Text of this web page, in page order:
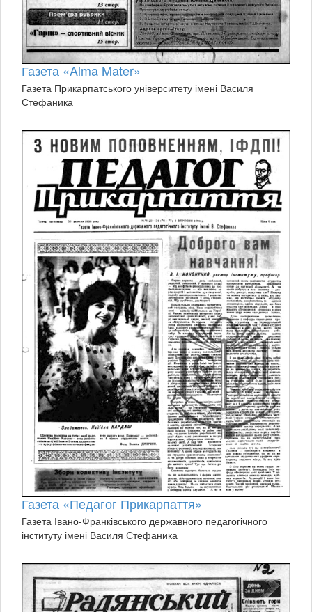
Газета «Alma Mater»
Газета Прикарпатського університету імені Василя
Стефаника
Газета «Педагог Прикарпаття»
Газета Івано-Франківського державного педагогічного
інституту імені Василя Стефаника